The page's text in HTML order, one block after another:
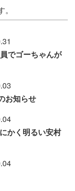
でゴーちゃんが
お知らせ
かく明るい安村